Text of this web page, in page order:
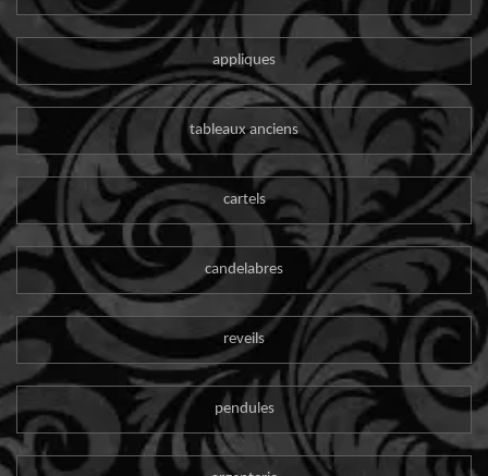
appliques
tableaux anciens
cartels
candelabres
reveils
pendules